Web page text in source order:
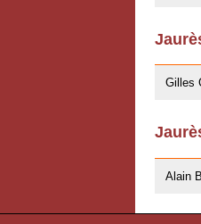
Gilles
Alain